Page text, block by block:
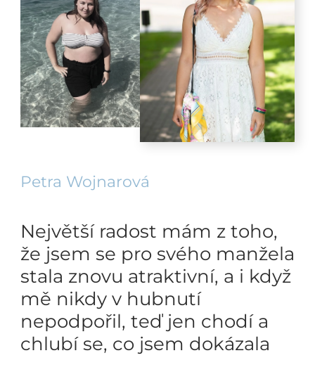
Petra Wojnarová
Největší radost mám z toho,
že jsem se pro svého manžela
stala znovu atraktivní, a i když
mě nikdy v hubnutí
nepodpořil, teď jen chodí a
chlubí se, co jsem dokázala